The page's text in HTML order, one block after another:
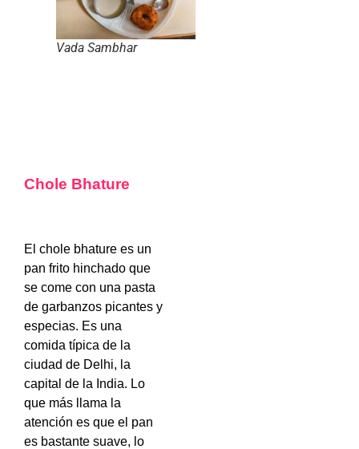
Vada Sambhar
Chole Bhature
El chole bhature es un
pan frito hinchado que
se come con una pasta
de garbanzos picantes y
especias. Es una
comida típica de la
ciudad de Delhi, la
capital de la India. Lo
que más llama la
atención es que el pan
es bastante suave, lo